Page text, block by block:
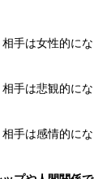
手は女性的にな
手は悲観的にな
手は感情的にな